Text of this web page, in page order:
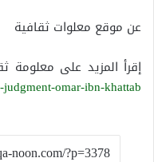
عن موقع معلوات ثقافية
إقرأ المزيد على معلومة
omar-ibn-khattab/